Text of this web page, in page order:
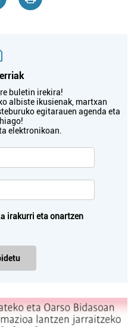
buletin irekira!
albiste ikusienak, martxan
egitarauen agenda eta
elektronikoan.
irakurri eta onartzen